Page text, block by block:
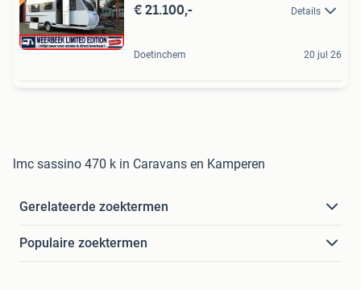
€ 21.100,- Details
Doetinchem 20 jul 26
lmc sassino 470 k in Caravans en Kamperen
Gerelateerde zoektermen
Populaire zoektermen